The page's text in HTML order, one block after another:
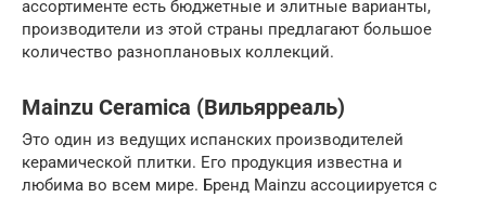
ассортименте есть бюджетные и элитные варианты,
производители из этой страны предлагают большое
количество разноплановых коллекций.
Mainzu Ceramica (Вильярреаль)
Это один из ведущих испанских производителей
керамической плитки. Его продукция известна и
любима во всем мире. Бренд Mainzu ассоциируется с